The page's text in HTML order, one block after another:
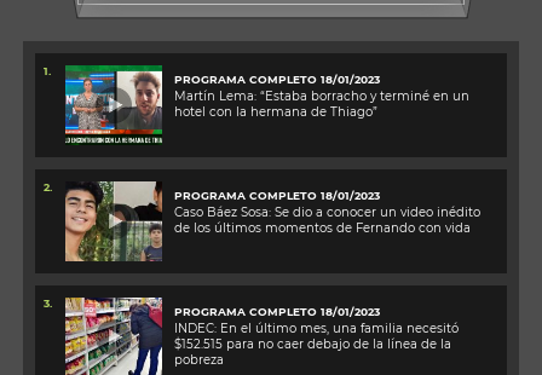
1.
PROGRAMA COMPLETO 18/01/2023
Martín Lema: “Estaba borracho y terminé en un
hotel con la hermana de Thiago”
2.
PROGRAMA COMPLETO 18/01/2023
Caso Báez Sosa: Se dio a conocer un video inédito
de los últimos momentos de Fernando con vida
3.
PROGRAMA COMPLETO 18/01/2023
INDEC: En el último mes, una familia necesitó
$152.515 para no caer debajo de la línea de la
pobreza